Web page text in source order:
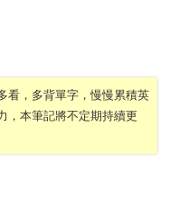
看，多背單字，慢慢累積英
，本筆記將不定期持續更